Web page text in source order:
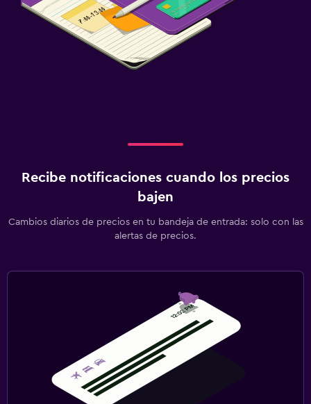
Recibe notificaciones cuando los precios
bajen
Cambios diarios de precios en tu bandeja de entrada: solo con las
alertas de precios.